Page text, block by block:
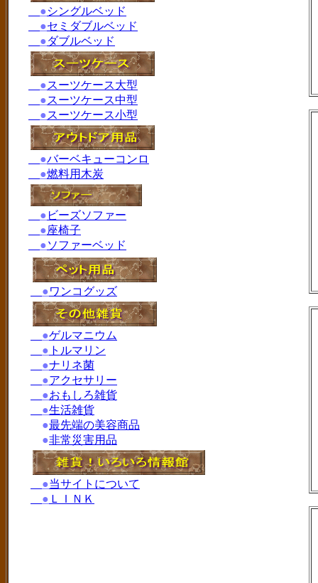
●シングルベッド
●セミダブルベッド
●ダブルベッド
●スーツケース大型
●スーツケース中型
●スーツケース小型
●バーベキューコンロ
●燃料用木炭
● ビーズソファー
●座椅子
●ソファーベッド
●ワンコグッズ
●ゲルマニウム
● トルマリン
●ナリネ菌
●アクセサリー
●おもしろ雑貨
●生活雑貨
●最先端の美容商品
●非常災害用品
●当サイトについて
● ＬＩＮＫ